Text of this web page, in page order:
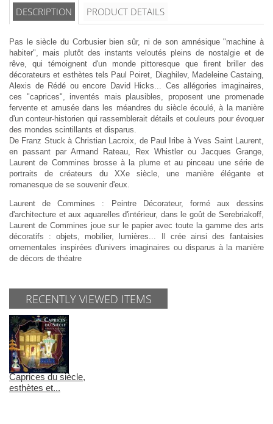
DESCRIPTION PRODUCT DETAILS
Pas le siècle du Corbusier bien sûr, ni de son amnésique "machine à
habiter", mais plutôt des instants veloutés pleins de nostalgie et de
rêve, qui témoignent d'un monde pittoresque que firent briller des
décorateurs et esthètes tels Paul Poiret, Diaghilev, Madeleine Castaing,
Alexis de Rédé ou encore David Hicks... Ces allégories imaginaires,
ces "caprices", inventés mais plausibles, proposent une promenade
fervente et amusée dans les méandres du siècle écoulé, à la manière
d'un conteur-historien qui rassemblerait détails et couleurs pour évoquer
des mondes scintillants et disparus.
De Franz Stuck à Christian Lacroix, de Paul Iribe à Yves Saint Laurent,
en passant par Armand Rateau, Rex Whistler ou Jacques Grange,
Laurent de Commines brosse à la plume et au pinceau une série de
portraits de créateurs du XXe siècle, une manière élégante et
romanesque de se souvenir d'eux.
Laurent de Commines : Peintre Décorateur, formé aux dessins
d'architecture et aux aquarelles d'intérieur, dans le goût de Serebriakoff,
Laurent de Commines joue sur le papier avec toute la gamme des arts
décoratifs : objets, mobilier, lumières... Il crée ainsi des fantaisies
ornementales inspirées d'univers imaginaires ou disparus à la manière
de décors de théatre
RECENTLY VIEWED ITEMS
Caprices du siècle,
esthètes et...